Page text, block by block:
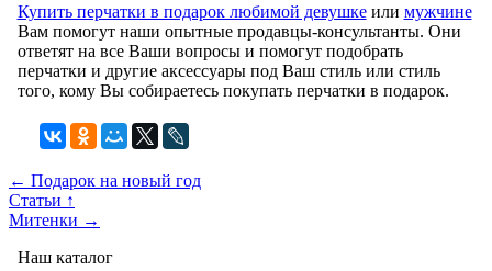
Купить перчатки в подарок любимой девушкеили мужчине
Вам помогут наши опытные продавцы-консультанты. Они
ответят на все Ваши вопросы и помогут подобрать
перчатки и другие аксессуары под Ваш стиль или cтиль
того, кому Вы собираетесь покупать перчатки в подарок.
← Подарок на новый год
Статьи ↑
Митенки →
Наш каталог